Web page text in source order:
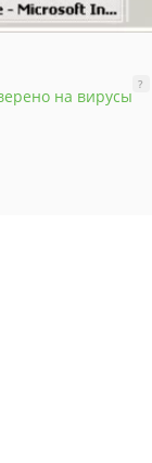
на вирусы
?